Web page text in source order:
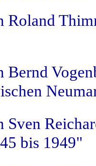
Roland
Bernd
Sven
bis 1949"